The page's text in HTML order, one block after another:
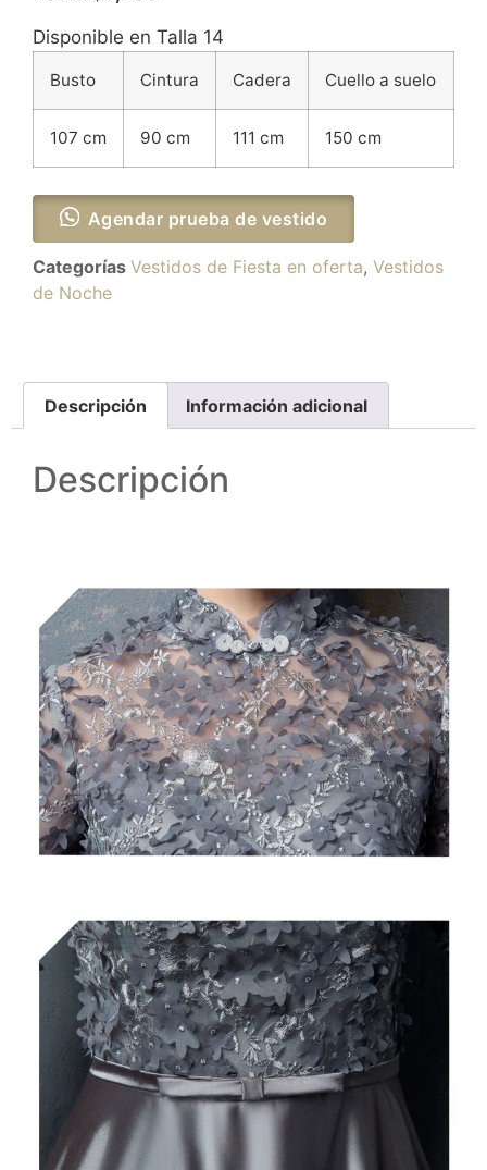
Disponible en Talla 14
Busto Cintura Cadera Cuello a suelo
107 cm 90 cm 111 cm 150 cm
Agendar prueba de vestido
Categorías Vestidos de Fiesta en oferta, Vestidos
de Noche
Descripción Información adicional
Descripción